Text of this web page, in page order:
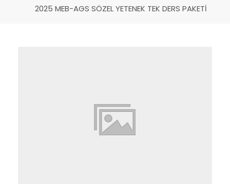
2025 MEB-AGS SÖZEL YETENEK TEK DERS PAKETİ